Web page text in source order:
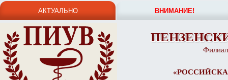
АКТУАЛЬНО ВНИМАНИЕ!